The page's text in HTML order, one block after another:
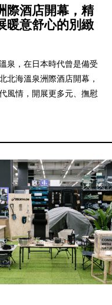
際酒店開幕，精
暖意舒心的別緻
泉，在日本時代曾是備受
北海溫泉洲際酒店開幕，
風情，開展更多元、撫慰